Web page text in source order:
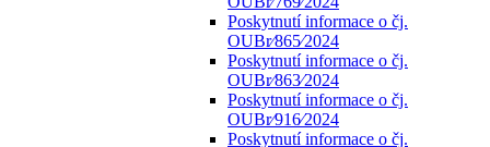
Poskytnutí informace o čj.
OUBr⁄865⁄2024
Poskytnutí informace o čj.
OUBr⁄863⁄2024
Poskytnutí informace o čj.
OUBr⁄916⁄2024
Poskytnutí informace o čj.